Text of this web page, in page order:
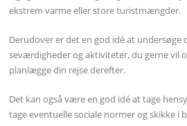
ekstrem varme eller store turistmængder.
Derudover er det en god idé at undersøge
seværdigheder og aktiviteter, du gerne vil
planlægge din rejse derefter.
Det kan også være en god idé at tage
tage eventuelle sociale normer og skikke i